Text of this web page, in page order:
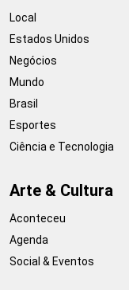
Local
Estados Unidos
Negócios
Mundo
Brasil
Esportes
Ciência e Tecnologia
Arte & Cultura
Aconteceu
Agenda
Social & Eventos